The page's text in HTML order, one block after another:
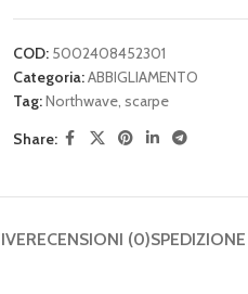
COD: 5002408452301
Categoria:ABBIGLIAMENTO
Tag:Northwave, scarpe
Share:
RECENSIONI (0)